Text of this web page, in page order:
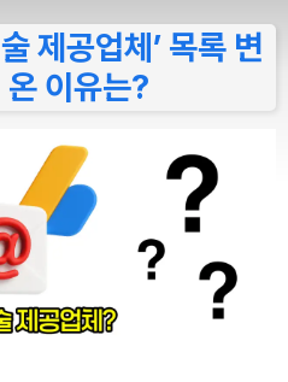
제공업체’ 목록 변
이유는?